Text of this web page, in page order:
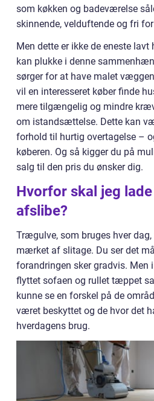
som køkken og badeværelse
skinnende, velduftende og fri
Men dette er ikke de eneste
kan plukke i denne
sørger for at have malet
vil en interesseret køber finde
mere tilgængelig og mindre
om istandsættelse. Dette kan
forhold til hurtig overtagelse –
køberen. Og så kigger du på
salg til den pris du ønsker dig.
Hvorfor skal jeg
afslibe?
Trægulve, som bruges hver
mærket af slitage. Du ser det
forandringen sker gradvis. Men
flyttet sofaen og rullet tæppet
kunne se en forskel på de
været beskyttet og de hvor det
hverdagens brug.